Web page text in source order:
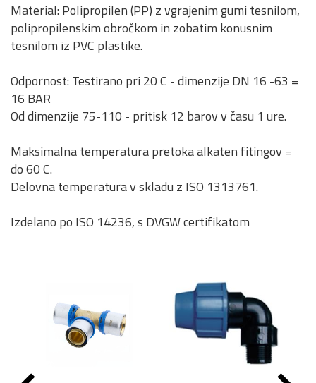
Material: Polipropilen (PP) z vgrajenim gumi tesnilom,
polipropilenskim obročkom in zobatim konusnim
tesnilom iz PVC plastike.
Odpornost: Testirano pri 20 C - dimenzije DN 16 -63 =
16 BAR
Od dimenzije 75-110 - pritisk 12 barov v času 1 ure.
Maksimalna temperatura pretoka alkaten fitingov =
do 60 C.
Delovna temperatura v skladu z ISO 1313761.
Izdelano po ISO 14236, s DVGW certifikatom